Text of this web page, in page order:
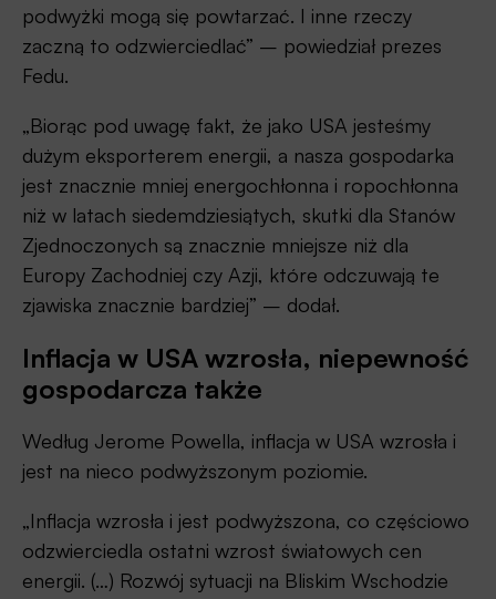
podwyżki mogą się powtarzać. I inne rzeczy
zaczną to odzwierciedlać” – powiedział prezes
Fedu.
„Biorąc pod uwagę fakt, że jako USA jesteśmy
dużym eksporterem energii, a nasza gospodarka
jest znacznie mniej energochłonna i ropochłonna
niż w latach siedemdziesiątych, skutki dla Stanów
Zjednoczonych są znacznie mniejsze niż dla
Europy Zachodniej czy Azji, które odczuwają te
zjawiska znacznie bardziej” – dodał.
Inflacja w USA wzrosła, niepewność
gospodarcza także
Według Jerome Powella, inflacja w USA wzrosła i
jest na nieco podwyższonym poziomie.
„Inflacja wzrosła i jest podwyższona, co częściowo
odzwierciedla ostatni wzrost światowych cen
energii. (…) Rozwój sytuacji na Bliskim Wschodzie